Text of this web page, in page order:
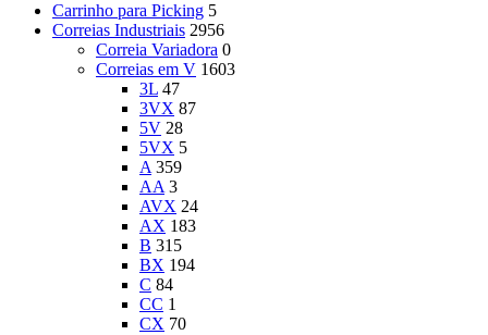
Carrinho para Picking 5
Correias Industriais 2956
Correia Variadora 0
Correias em V 1603
3L 47
3VX 87
5V 28
5VX 5
A 359
AA 3
AVX 24
AX 183
B 315
BX 194
C 84
CC 1
CX 70